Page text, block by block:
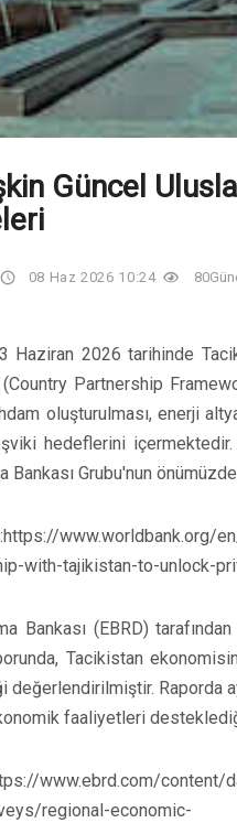
Güncel
08 Haz 2026 10:24 80
3 Haziran 2026 tarihinde
Partnership
oluşturulması, enerji
hedeflerini
Grubu'nun
www.worldbank.org/
with-tajikistan-to-unlock-
Bankası (EBRD)
Tacikistan
değerlendirilmiştir. Raporda
faaliyetleri
content/
regional-economic-